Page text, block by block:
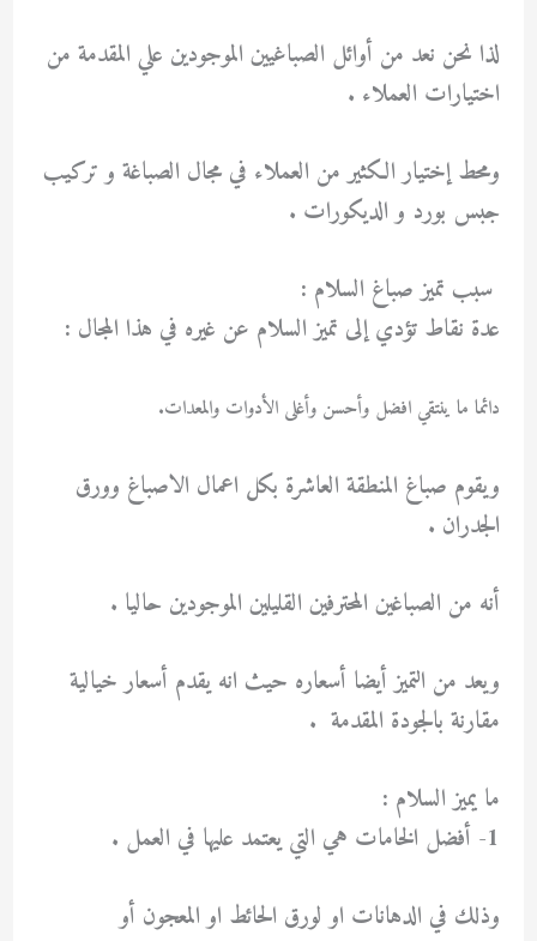
لذا نحن نعد من أوائل الصباغيين الموجودين علي المقدمة من
اختيارات العملاء .
ومحط إختيار الكثير من العملاء في مجال الصباغة و تركيب
جبس بورد و الديكورات .
سبب تميز صباغ السلام :
عدة نقاط تؤدي إلى تميز السلام عن غيره في هذا المجال :
دائما ما ينتقي افضل وأحسن وأغلى الأدوات والمعدات.
ويقوم صباغ المنطقة العاشرة بكل اعمال الاصباغ وورق
الجدران .
أنه من الصباغين المحترفين القليلين الموجودين حاليا .
ويعد من التميز أيضا أسعاره حيث انه يقدم أسعار خيالية
مقارنة بالجودة المقدمة .
ما يميز السلام :
1- أفضل الخامات هي التي يعتمد عليها في العمل .
وذلك في الدهانات او لورق الحائط او المعجون أو